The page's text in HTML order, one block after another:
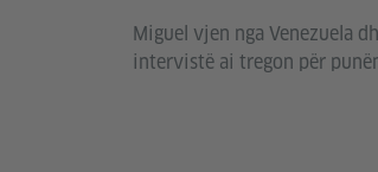
Miguel vjen nga Venezuela
intervistë ai tregon për